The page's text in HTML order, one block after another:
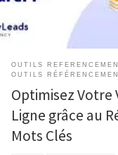
améliorer la visibilité d’un
OUTILS
OUTILS
Optimisez Votre
Ligne grâce au
Mots Clés